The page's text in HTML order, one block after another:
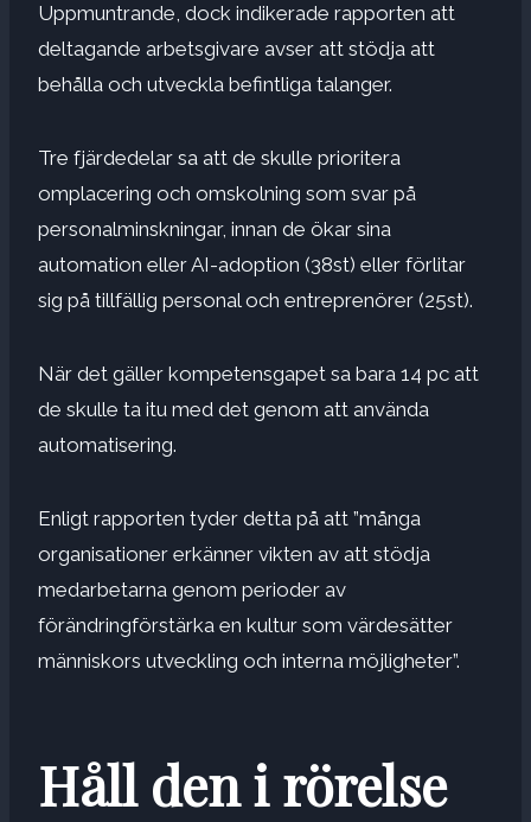
Uppmuntrande, dock indikerade rapporten att
deltagande arbetsgivare avser att stödja att
behålla och utveckla befintliga talanger.
Tre fjärdedelar sa att de skulle prioritera
omplacering och omskolning som svar på
personalminskningar, innan de ökar sina
automation eller AI-adoption (38st) eller förlitar
sig på tillfällig personal och entreprenörer (25st).
När det gäller kompetensgapet sa bara 14 pc att
de skulle ta itu med det genom att använda
automatisering.
Enligt rapporten tyder detta på att ”många
organisationer erkänner vikten av att stödja
medarbetarna genom perioder av
förändringförstärka en kultur som värdesätter
människors utveckling och interna möjligheter”.
Håll den i rörelse